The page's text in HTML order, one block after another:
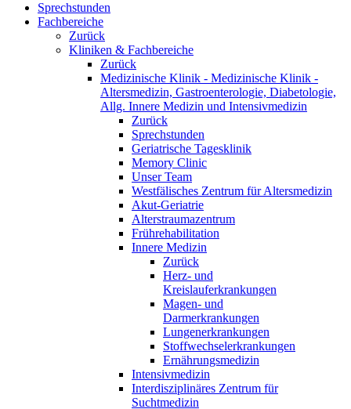
Sprechstunden
Fachbereiche
Zurück
Kliniken & Fachbereiche
Zurück
Medizinische Klinik - Medizinische Klinik -
Altersmedizin, Gastroenterologie, Diabetologie,
Allg. Innere Medizin und Intensivmedizin
Zurück
Sprechstunden
Geriatrische Tagesklinik
Memory Clinic
Unser Team
Westfälisches Zentrum für Altersmedizin
Akut-Geriatrie
Alterstraumazentrum
Frührehabilitation
Innere Medizin
Zurück
Herz- und
Kreislauferkrankungen
Magen- und
Darmerkrankungen
Lungenerkrankungen
Stoffwechselerkrankungen
Ernährungsmedizin
Intensivmedizin
Interdisziplinäres Zentrum für
Suchtmedizin